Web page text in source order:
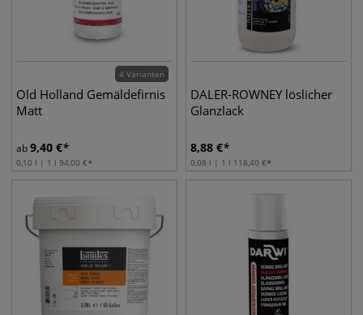
4 Varianten
Old Holland Gemäldefirnis
Matt
ab9,40 €
0,10 l | 1 l 94,00 €
DALER-ROWNEY löslicher
Glanzlack
8,88 €
0,08 l | 1 l 118,40 €